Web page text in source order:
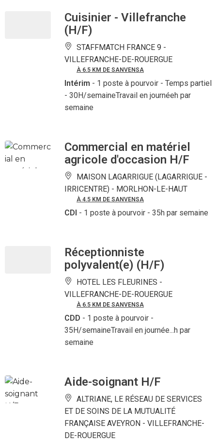
Cuisinier - Villefranche
(H/F)
STAFFMATCH FRANCE 9 -
VILLEFRANCHE-DE-ROUERGUE
À 6.5 KM DE SANVENSA
Intérim - 1 poste à pourvoir - Temps partiel
- 30H/semaineTravail en journéeh par
semaine
Commercial en matériel
agricole d'occasion H/F
MAISON LAGARRIGUE (LAGARRIGUE -
IRRICENTRE) - MORLHON-LE-HAUT
À 4.5 KM DE SANVENSA
CDI - 1 poste à pourvoir - 35h par semaine
Réceptionniste
polyvalent(e) (H/F)
HOTEL LES FLEURINES -
VILLEFRANCHE-DE-ROUERGUE
À 6.5 KM DE SANVENSA
CDD - 1 poste à pourvoir -
35H/semaineTravail en journée...h par
semaine
Aide-soignant H/F
ALTRIANE, LE RÉSEAU DE SERVICES
ET DE SOINS DE LA MUTUALITÉ
FRANÇAISE AVEYRON - VILLEFRANCHE-
DE-ROUERGUE